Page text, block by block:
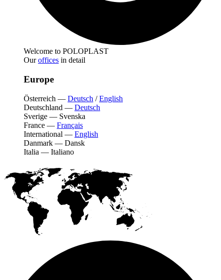
Welcome to POLOPLAST
Ouroffices in detail
Europe
Österreich — Deutsch /English
Deutschland — Deutsch
Sverige — Svenska
France — Français
International — English
Danmark — Dansk
Italia — Italiano